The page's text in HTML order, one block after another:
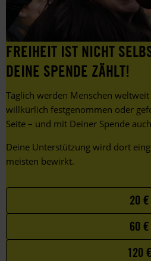
gegen
Diskriminierung
LGBTIQ+.
FREIHEIT IST NICHT
DEINE SPENDE ZÄHLT!
Täglich werden Menschen
willkürlich festgenommen oder
Seite – und mit Deiner Spende
Deine Unterstützung wird dort
meisten bewirkt.
your
favorite
20 €
60 €
120 €